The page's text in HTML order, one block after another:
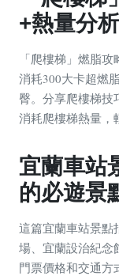
+熱量分
「爬樓梯」燃脂
消耗300大卡超燃
臀。分享爬樓梯技
消耗爬樓梯熱量，
宜蘭車站
的必遊景
這篇宜蘭車站景點
場、宜蘭設治紀念
門票價格和交通方